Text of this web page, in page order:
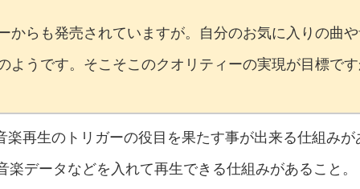
からも発売されていますが。自分のお気に入りの曲
ようです。そこそこのクオリティーの実現が目標で
楽再生のトリガーの役目を果たす事が出来る仕組みが
楽データなどを入れて再生できる仕組みがあること。